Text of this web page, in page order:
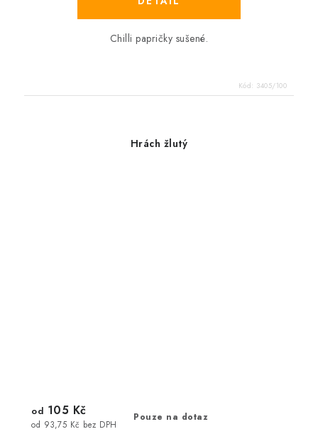
Chilli papričky sušené.
Kód: 3405/100
Hrách žlutý
Pouze na dotaz
od 93,75 Kč bez DPH
od 105 Kč